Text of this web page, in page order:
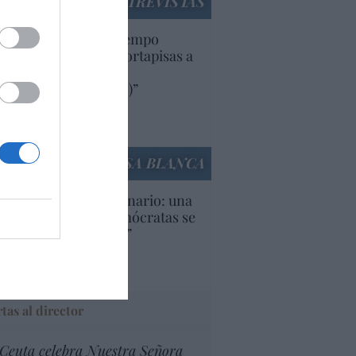
lleva mucho tiempo
aranceles y cortapisas a
(y europeas)”
LA CASA BLANCA
Inquietante escenario: una
parte de los demócratas se
como “socialista”
al director
Ceuta celebra Nuestra Señora